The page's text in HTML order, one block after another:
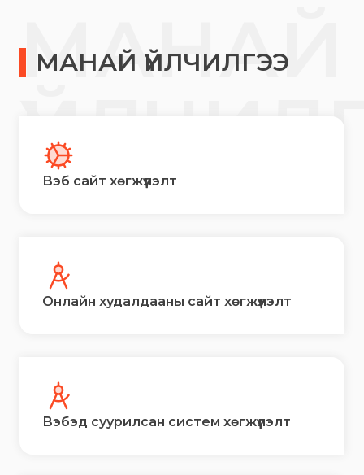
МАНАЙ ҮЙЛЧИЛГЭЭ
МАНАЙ
Вэб сайт хөгжүүлэлт
Онлайн худалдааны сайт хөгжүүлэлт
Вэбэд суурилсан систем хөгжүүлэлт